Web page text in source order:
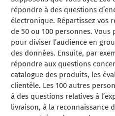
répondre à des questions
électronique. Répartissez vos
de 50 ou 100 personnes.
pour diviser l’audience en
des données. Ensuite, par
répondre aux questions
catalogue des produits, les
clientèle. Les 100 autres
à des questions relatives à
livraison, à la reconnaissance